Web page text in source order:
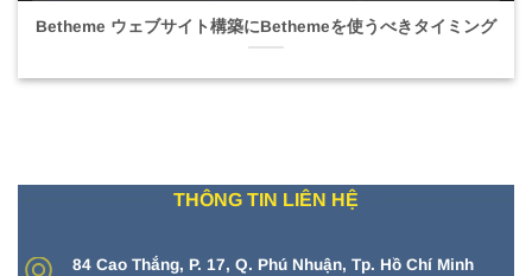
Betheme ウェブサイト構築にBethemeを使うべきタイミング
THÔNG TIN LIÊN HỆ
84 Cao Thắng, P. 17, Q. Phú Nhuận, Tp. Hồ Chí Minh